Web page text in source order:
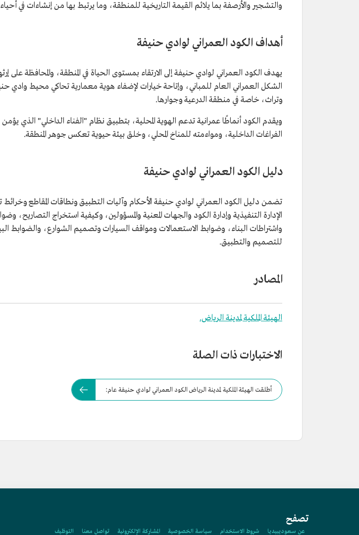
والتشجير والأرصفة بما يلائم القيمة التاريخية للمنطقة، وما يرتبط بها من إنشاءات في أحياء
أهداف الكود العمراني لوادي حنيفة
يهدف الكود العمراني لوادي حنيفة إلى الارتقاء بمستوى الحياة في المنطقة، والمحافظة على
الشكل العمراني العام للمباني، وإتاحة خيارات لإضفاء هوية معمارية تحاكي محيط وادي
وتراث، خاصة في منطقة الدرعية وجوارها.
ويقدم الكود أنماطًا عمرانية تدعم الهوية المحلية، بتطبيق نظام "الفناء الداخلي" الذي
الفراغات الداخلية، ومواءمته للمناخ المحلي، وخلق بيئة حيوية تعكس جوهر المنطقة.
دليل الكود العمراني لوادي حنيفة
تضمن دليل الكود العمراني لوادي حنيفة الأحكام وآليات التطبيق ونطاقات المقاطع
الإدارة التنفيذية وإدارة الكود والجهات المعنية والمسؤولين، وكيفية استخراج التصاريح،
واشتراطات البناء، وضوابط الاستعمالات ومواقف السيارات وتصميم الشوارع، والضوابط
للتصميم والتطبيق.
المصادر
الهيئة الملكية لمدينة الرياض.
الاختبارات ذات الصلة
أطلقت الهيئة الملكية لمدينة الرياض الكود العمراني لوادي حنيفة عام:
تصفح
عن سعوديبيديا شروط الاستخدام سياسة الخصوصية المشاركة الإلكترونية تواصل معنا التوظيف